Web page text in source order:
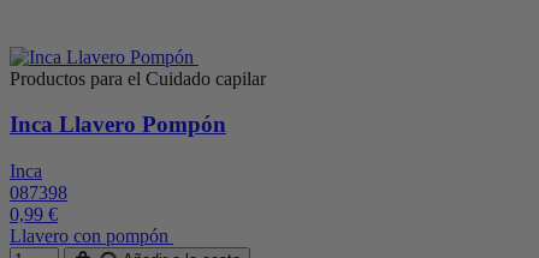
Productos para el Cuidado capilar
Inca Llavero Pompón
Inca
087398
0,99 €
Llavero con pompón